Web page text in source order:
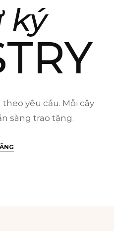
ký
yêu cầu. Mỗi cây
sàng trao tặng.